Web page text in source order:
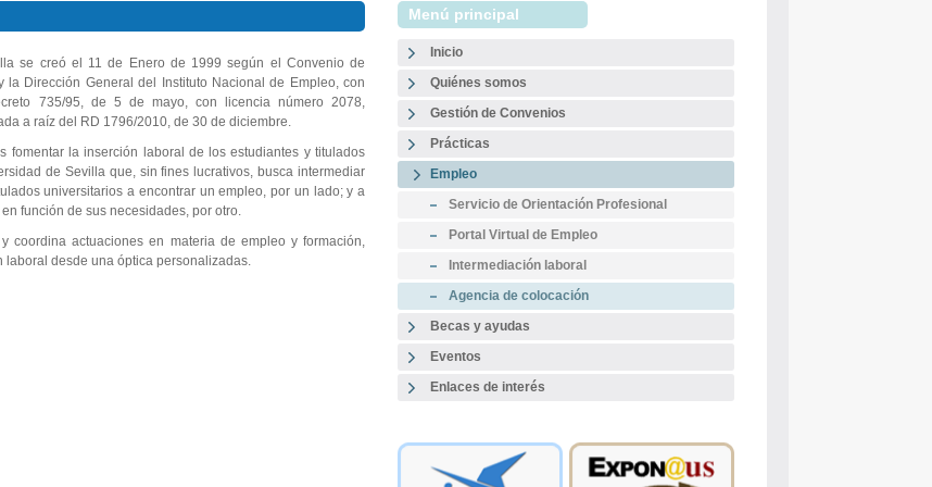
q
u
e
a
se creó el 11 de Enero de 1999 según el Convenio de
Dirección General del Instituto Nacional de Empleo, con
735/95, de 5 de mayo, con licencia número 2078,
a raíz del RD 1796/2010, de 30 de diciembre.
fomentar la inserción laboral de los estudiantes y titulados
de Sevilla que, sin fines lucrativos, busca intermediar
universitarios a encontrar un empleo, por un lado; y a
función de sus necesidades, por otro.
coordina actuaciones en materia de empleo y formación,
desde una óptica personalizadas.
Menú principal
Inicio
Quiénes somos
Gestión de Convenios
Prácticas
Empleo
Servicio de Orientación Profesional
Portal Virtual de Empleo
Intermediación laboral
Agencia de colocación
Becas y ayudas
Eventos
Enlaces de interés